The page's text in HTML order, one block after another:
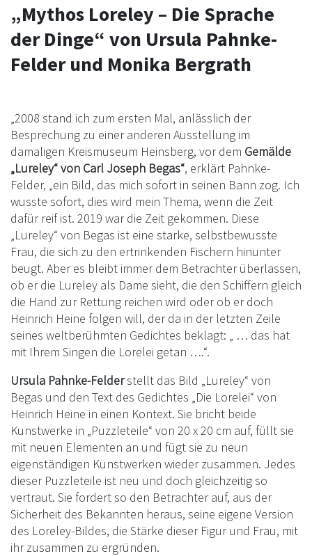
„Mythos Loreley – Die Sprache
der Dinge“ von Ursula Pahnke-
Felder und Monika Bergrath
„2008 stand ich zum ersten Mal, anlässlich der
Besprechung zu einer anderen Ausstellung im
damaligen Kreismuseum Heinsberg, vor dem Gemälde
„Lureley“ von Carl Joseph Begas“, erklärt Pahnke-
Felder, „ein Bild, das mich sofort in seinen Bann zog. Ich
wusste sofort, dies wird mein Thema, wenn die Zeit
dafür reif ist. 2019 war die Zeit gekommen. Diese
„Lureley“ von Begas ist eine starke, selbstbewusste
Frau, die sich zu den ertrinkenden Fischern hinunter
beugt. Aber es bleibt immer dem Betrachter überlassen,
ob er die Lureley als Dame sieht, die den Schiffern gleich
die Hand zur Rettung reichen wird oder ob er doch
Heinrich Heine folgen will, der da in der letzten Zeile
seines weltberühmten Gedichtes beklagt: „ … das hat
mit Ihrem Singen die Lorelei getan ….“.
Ursula Pahnke-Felderstellt das Bild „Lureley“ von
Begas und den Text des Gedichtes „Die Lorelei“ von
Heinrich Heine in einen Kontext. Sie bricht beide
Kunstwerke in „Puzzleteile“ von 20 x 20 cm auf, füllt sie
mit neuen Elementen an und fügt sie zu neun
eigenständigen Kunstwerken wieder zusammen. Jedes
dieser Puzzleteile ist neu und doch gleichzeitig so
vertraut. Sie fordert so den Betrachter auf, aus der
Sicherheit des Bekannten heraus, seine eigene Version
des Loreley-Bildes, die Stärke dieser Figur und Frau, mit
ihr zusammen zu ergründen.